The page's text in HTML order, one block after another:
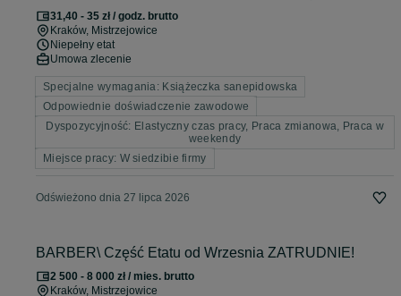
31,40 - 35 zł / godz. brutto
Kraków, Mistrzejowice
Niepełny etat
Umowa zlecenie
Specjalne wymagania: Książeczka sanepidowska
Odpowiednie doświadczenie zawodowe
Dyspozycyjność: Elastyczny czas pracy, Praca zmianowa, Praca w
weekendy
Miejsce pracy: W siedzibie firmy
Odświeżono dnia 27 lipca 2026
BARBER\ Część Etatu od Wrzesnia ZATRUDNIE!
2 500 - 8 000 zł / mies. brutto
Kraków, Mistrzejowice